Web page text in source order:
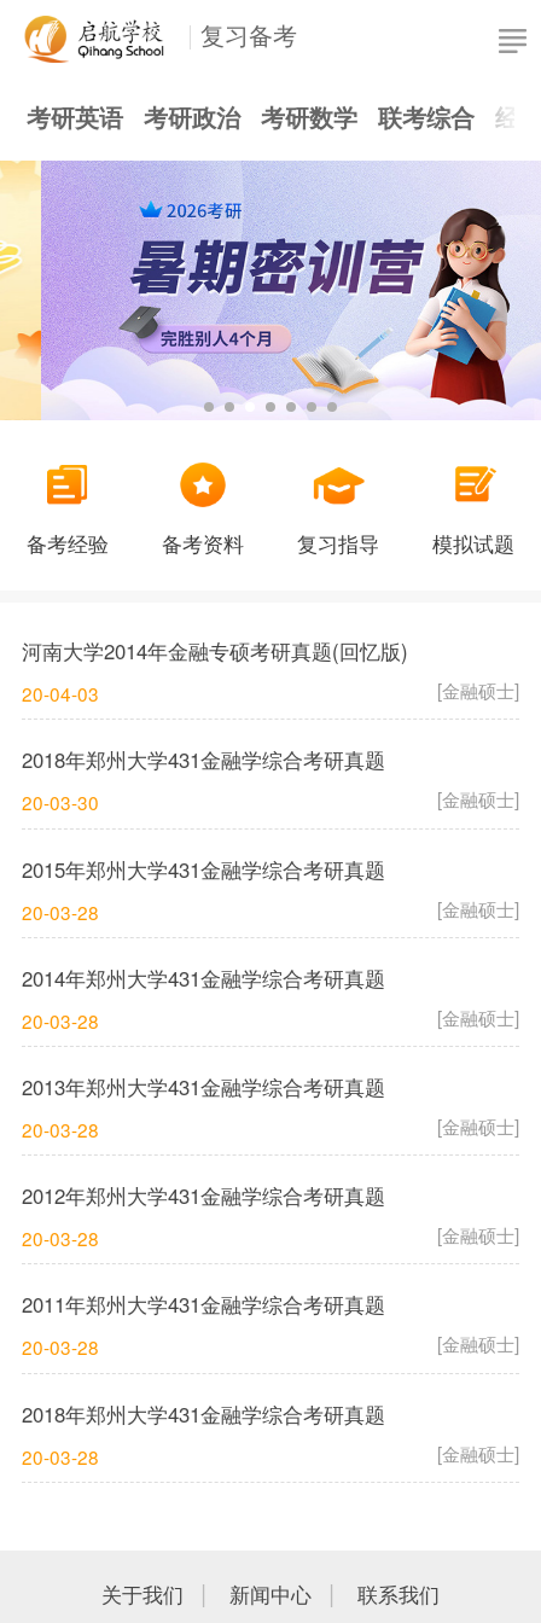
复习备考
考研英语 考研政治 考研数学 联考综合 经
备考经验 备考资料 复习指导 模拟试题
河南大学2014年金融专硕考研真题(回忆版)
20-04-03 [金融硕士]
2018年郑州大学431金融学综合考研真题
20-03-30 [金融硕士]
2015年郑州大学431金融学综合考研真题
20-03-28 [金融硕士]
2014年郑州大学431金融学综合考研真题
20-03-28 [金融硕士]
2013年郑州大学431金融学综合考研真题
20-03-28 [金融硕士]
2012年郑州大学431金融学综合考研真题
20-03-28 [金融硕士]
2011年郑州大学431金融学综合考研真题
20-03-28 [金融硕士]
2018年郑州大学431金融学综合考研真题
20-03-28 [金融硕士]
关于我们 | 新闻中心 | 联系我们